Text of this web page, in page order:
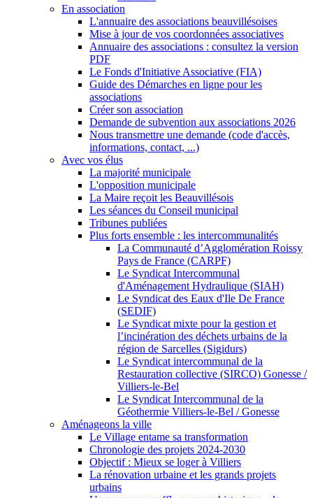
En association
L'annuaire des associations beauvillésoises
Mise à jour de vos coordonnées associatives
Annuaire des associations : consultez la version
PDF
Le Fonds d'Initiative Associative (FIA)
Guide des Démarches en ligne pour les
associations
Créer son association
Demande de subvention aux associations 2026
Nous transmettre une demande (code d'accès,
informations, contact, ...)
Avec vos élus
La majorité municipale
L'opposition municipale
La Maire reçoit les Beauvillésois
Les séances du Conseil municipal
Tribunes publiées
Plus forts ensemble : les intercommunalités
La Communauté d’Agglomération Roissy
Pays de France (CARPF)
Le Syndicat Intercommunal
d'Aménagement Hydraulique (SIAH)
Le Syndicat des Eaux d'Ile De France
(SEDIF)
Le Syndicat mixte pour la gestion et
l’incinération des déchets urbains de la
région de Sarcelles (Sigidurs)
Le Syndicat intercommunal de la
Restauration collective (SIRCO) Gonesse /
Villiers-le-Bel
Le Syndicat Intercommunal de la
Géothermie Villiers-le-Bel / Gonesse
Aménageons la ville
Le Village entame sa transformation
Chronologie des projets 2024-2030
Objectif : Mieux se loger à Villiers
La rénovation urbaine et les grands projets
urbains